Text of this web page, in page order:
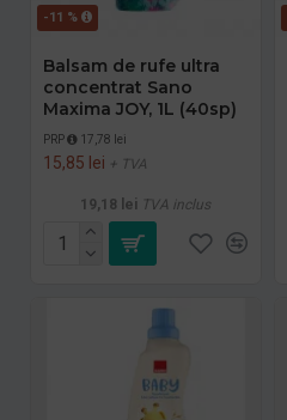
-11 %
Balsam de rufe ultra
concentrat Sano
Maxima JOY, 1L (40sp)
PRP 17,78 lei
15,85 lei + TVA
19,18 lei TVA inclus